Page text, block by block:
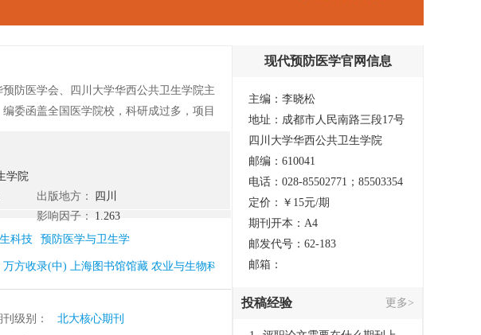
防医学会、四川大学华西公共卫生学院主
委函盖全国医学院校，科研成过多，项目
兼顾普及。栏目有：论著、综述、流行病
卫生与妇幼保健、基层卫生服务、卫生政
预防控制、卫生监督、临床医学研究、护
学院
出版地方：
四川
影响因子：
1.263
科技 预防医学与卫生学
方收录(中) 上海图书馆馆藏 农业与生物科学研究中心文摘 剑桥科学文摘 北大核心期刊(中国
刊级别：
北大核心期刊
现代预防医学官网信息
主编：李晓松
地址：成都市人民南路三段17号
四川大学华西公共卫生学院
邮编：610041
电话：028-85502771；85503354
定价：￥15元/期
期刊开本：A4
邮发代号：62-183
邮箱：
投稿经验 更多>